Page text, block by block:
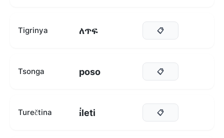
Tigrinya ለጥፍ 📋
Tsonga poso 📋
Turečtina i̇leti 📋